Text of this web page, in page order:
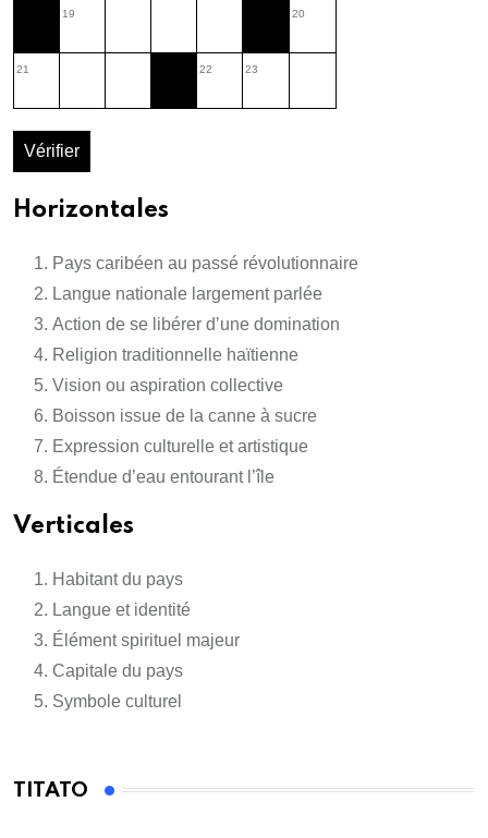
19 20
21 22 23
Vérifier
Horizontales
Pays caribéen au passé révolutionnaire
Langue nationale largement parlée
Action de se libérer d’une domination
Religion traditionnelle haïtienne
Vision ou aspiration collective
Boisson issue de la canne à sucre
Expression culturelle et artistique
Étendue d’eau entourant l’île
Verticales
Habitant du pays
Langue et identité
Élément spirituel majeur
Capitale du pays
Symbole culturel
TITATO